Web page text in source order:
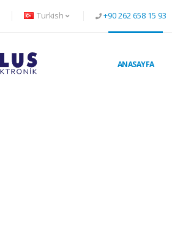
Turkish +90 262 658 15 93
ANASAYFA